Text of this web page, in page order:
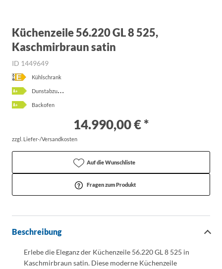
Küchenzeile 56.220 GL 8 525,
Kaschmirbraun satin
ID 1449649
Kühlschrank
D
unstabzugshaube
Backofen
14.990,00 € *
zzgl. Liefer-/Versandkosten
Auf die Wunschliste
Fragen zum Produkt
Beschreibung
Erlebe die Eleganz der Küchenzeile 56.220 GL 8 525 in
Kaschmirbraun satin. Diese moderne Küchenzeile